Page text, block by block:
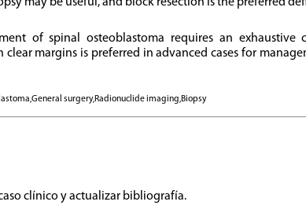
of spinal osteoblastoma requires an exhaustive
clear margins is preferred in advanced cases for
surgery,Radionuclide imaging,Biopsy
clínico y actualizar bibliografía.